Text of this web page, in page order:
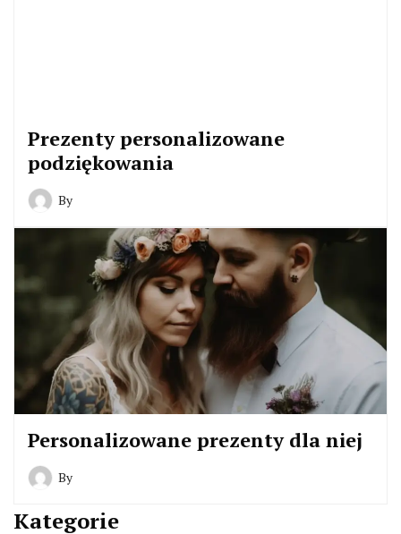
Prezenty personalizowane
podziękowania
By
Personalizowane prezenty dla niej
By
Kategorie